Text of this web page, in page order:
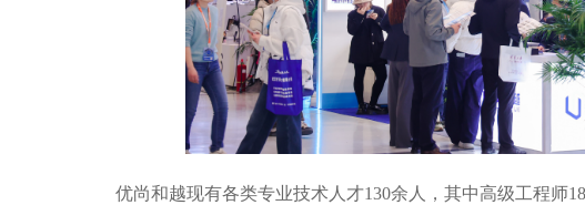
优尚和越现有各类专业技术人才130余人，其中高级工程师